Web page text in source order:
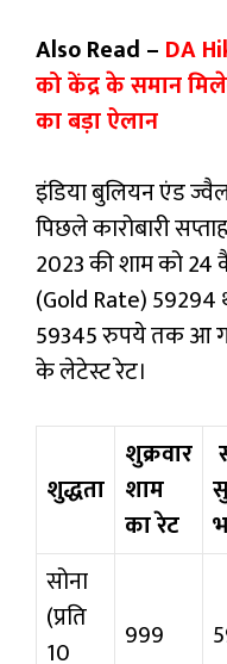
Also Read – DA
को केंद्र के समान
का बड़ा ऐलान
इंडिया बुलियन एंड
पिछले कारोबारी
2023 की शाम को 24
(Gold Rate)
59345 रुपये तक आ
के लेटेस्ट रेट।
शुद्धता
शुक्रवार
शाम
का रेट
सोना
(प्रति
10
999